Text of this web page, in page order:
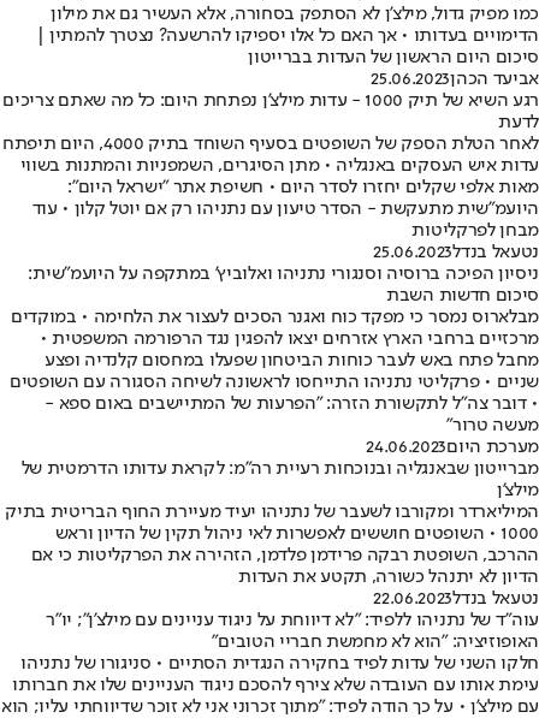
כמו מפיק גדול, מילצ'ן לא הסתפק בסחורה, אלא העשיר גם את מילון
הדימויים בעדותו • אך האם כל אלו יספיקו להרשעה? נצטרך להמתין |
סיכום היום הראשון של העדות בברייטון
אביעד הכהן25.06.2023
רגע השיא של תיק 1000 - עדות מילצ'ן נפתחת היום: כל מה שאתם צריכים
לדעת
לאחר הטלת הספק של השופטים בסעיף השוחד בתיק 4000, היום תיפתח
עדות איש העסקים באנגליה • מתן הסיגרים, השמפניות והמתנות בשווי
מאות אלפי שקלים יחזרו לסדר היום • חשיפת אתר "ישראל היום":
היועמ"שית מתעקשת - הסדר טיעון עם נתניהו רק אם יוטל קלון • עוד
מבחן לפרקליטות
נטעאל בנדל25.06.2023
ניסיון הפיכה ברוסיה וסנגורי נתניהו ואלוביץ' במתקפה על היועמ"שית:
סיכום חדשות השבת
מבלארוס נמסר כי מפקד כוח ואגנר הסכים לעצור את הלחימה • במוקדים
מרכזיים ברחבי הארץ אזרחים יצאו להפגין נגד הרפורמה המשפטית •
מחבל פתח באש לעבר כוחות הביטחון שפעלו במחסום קלנדיה ופצע
שניים • פרקליטי נתניהו התייחסו לראשונה לשיחה הסגורה עם השופטים
• דובר צה"ל לתקשורת הזרה: "הפרעות של המתיישבים באום ספא -
מעשה טרור"
מערכת היום24.06.2023
מברייטון שבאנגליה ובנוכחות רעיית רה"מ: לקראת עדותו הדרמטית של
מילצ'ן
המיליארדר ומקורבו לשעבר של נתניהו יעיד מעיירת החוף הבריטית בתיק
1000 • השופטים חוששים לאפשרות לאי ניהול תקין של הדיון וראש
ההרכב, השופטת רבקה פרידמן פלדמן, הזהירה את הפרקליטות כי אם
הדיון לא יתנהל כשורה, תקטע את העדות
נטעאל בנדל22.06.2023
עוה"ד של נתניהו ללפיד: "לא דיווחת על ניגוד עניינים עם מילצ'ן"; יו"ר
האופוזיציה: "הוא לא מחמשת חבריי הטובים"
חלקו השני של עדות לפיד בחקירה הנגדית הסתיים • סניגורו של נתניהו
עימת אותו עם העובדה שלא צירף להסכם ניגוד העניינים שלו את חברותו
עם מילצ'ן • על כך הודה לפיד: "מתוך זכרוני אני לא זוכר שדיווחתי עליו; הוא